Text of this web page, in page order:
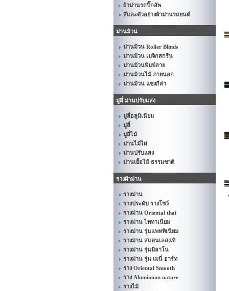
ผ้าม่านรถปิ๊กอัพ
สีและตัวอย่างผ้าม่านรถยนต์
ม่านม้วน
ม่านม้วน Roller Blinds
ม่านม้วน เมจิกสกรีน
ม่านม้วนพิมพ์ลาย
ม่านม้วนไม้ ภายนอก
ม่านม้วน แชงกีล่า
มู่ลี่ ม่านปรับแสง
มู่ลี่อลูมิเนียม
มู่ลี่
มู่ลี่ไม้
ม่านไม้ไผ่
ม่านปรับแสง
ม่านเยื้อไม้ ธรรมชาติ
รางผ้าม่าน
รางม่าน
รางประดับ รางโชว์
รางม่าน Oriental thai
รางม่าน ไททาเนียม
รางม่าน รุ่นแพททิเนียม
รางม่าน สแตนเลสแท้
รางม่าน รุ่นมิลาโน
รางม่าน รุ่น เมนี่ อาร์ท
ราง Oriental Smooth
ราง Aluminium nature
รางไม้